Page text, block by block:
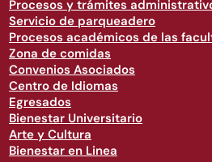
Procesos y trámites
Servicio de parqueadero
Procesos académicos de las
Zona de comidas
Convenios Asociados
Centro de Idiomas
Egresados
Bienestar Universitario
Arte y Cultura
Bienestar en Linea